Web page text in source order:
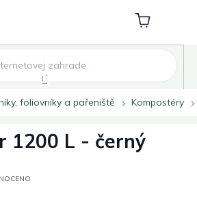
Nákupní
košík
foliovníky a pařeniště Kompostéry
1200 L - černý